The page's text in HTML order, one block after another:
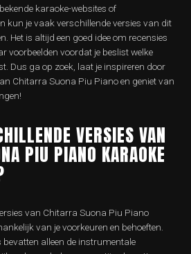
karaoke-websites of
kun je vaak verschillende versies van dit
Het is altijd een goed idee om recensies
voorbeelden voordat je beslist welke
Dus ga op zoek, laat je inspireren door
Chitarra Suona Piu Piano en geniet van
VERSIES VAN
PIU PIANO KARAOKE
van Chitarra Suona Piu Piano
van je voorkeuren en behoeften.
alleen de instrumentale